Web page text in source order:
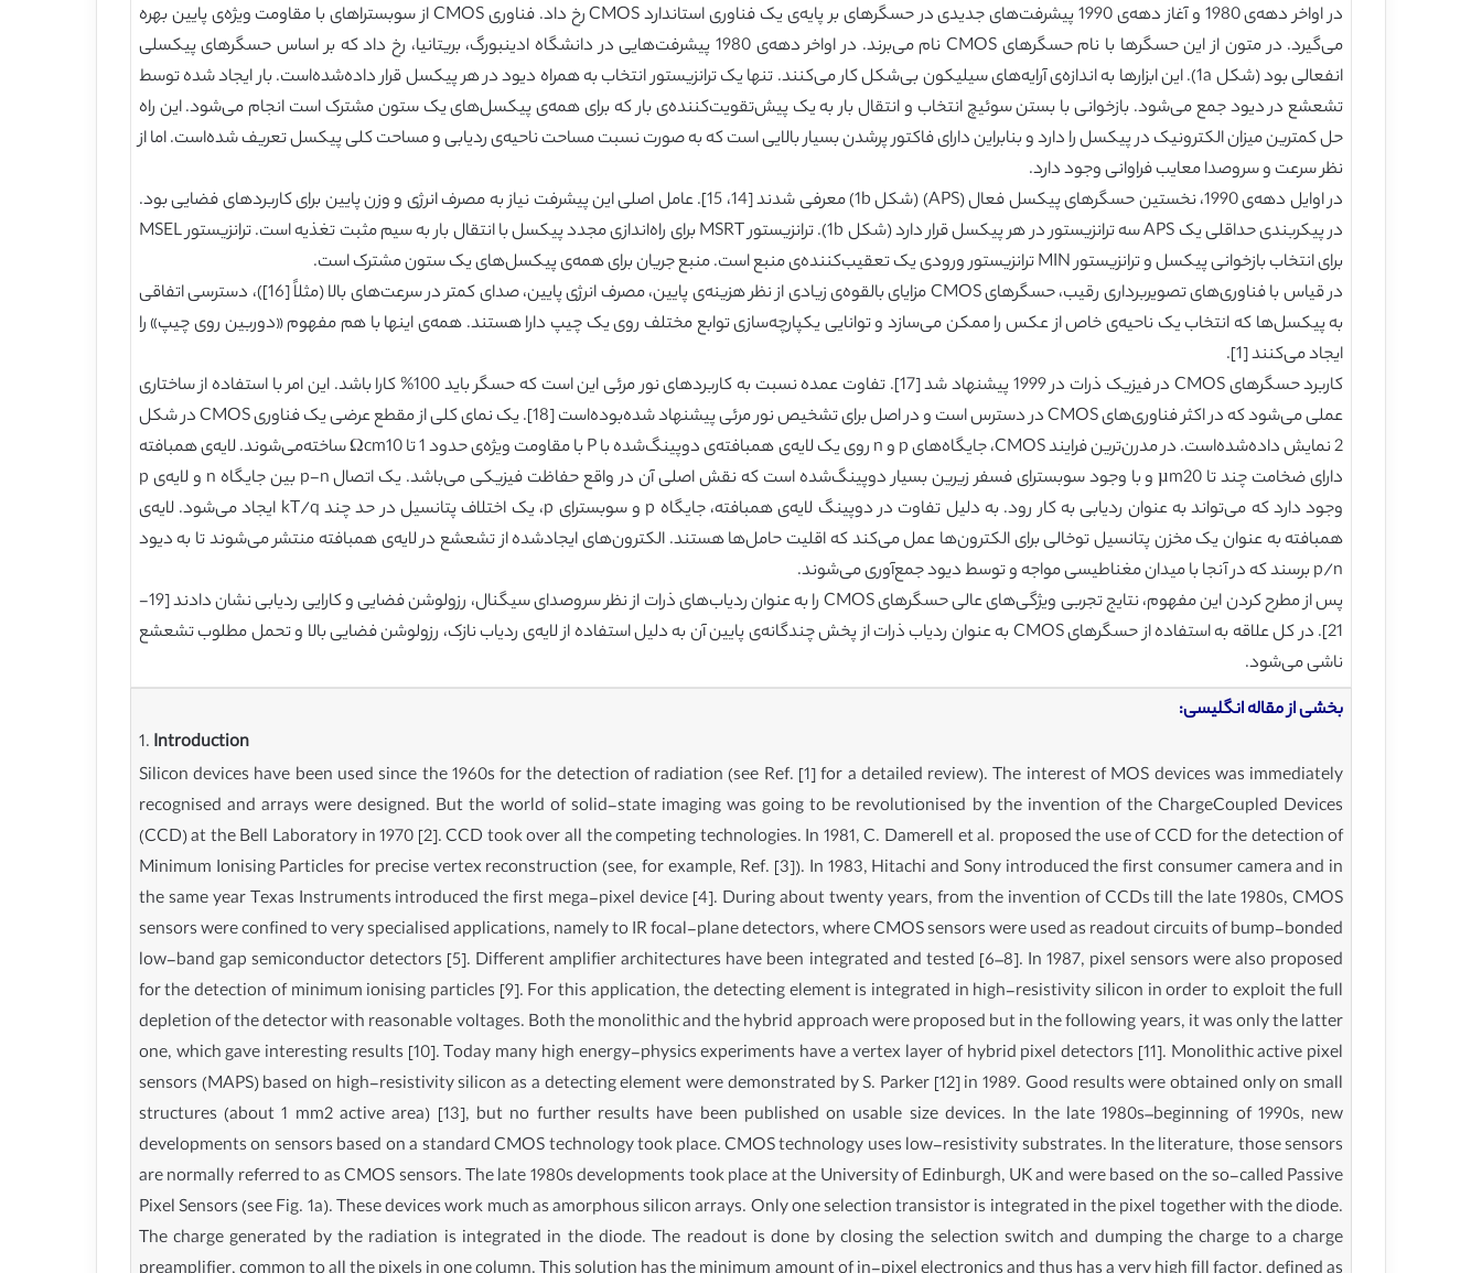
در اواخر دهه‌ی 1980 و آغاز دهه‌ی 1990 پیشرفت‌های جدیدی در حسگرهای بر پایه‌ی یک فناوری استاندارد CMOS رخ داد. فناوری CMOS از سوبستراهای با مقاومت ویژه‌ی پایین بهره
می‌گیرد. در متون از این حسگرها با نام حسگرهای CMOS نام می‌برند. در اواخر دهه‌ی 1980 پیشرفت‌هایی در دانشگاه ادینبورگ، بریتانیا، رخ داد که بر اساس حسگرهای پیکسلی
انفعالی بود (شکل 1a). این ابزارها به اندازه‌ی آرایه‌های سیلیکون بی‌شکل کار می‌کنند. تنها یک ترانزیستور انتخاب به همراه دیود در هر پیکسل قرار داده‌شده‌است. بار ایجاد شده توسط
تشعشع در دیود جمع می‌شود. بازخوانی با بستن سوئیچ انتخاب و انتقال بار به یک پیش‌تقویت‌کننده‌ی بار که برای همه‌ی پیکسل‌های یک ستون مشترک است انجام می‌شود. این راه
حل کمترین میزان الکترونیک در پیکسل را دارد و بنابراین دارای فاکتور پرشدن بسیار بالایی است که به صورت نسبت مساحت ناحیه‌ی ردیابی و مساحت کلی پیکسل تعریف شده‌است. اما از
نظر سرعت و سروصدا معایب فراوانی وجود دارد.
در اوایل دهه‌ی 1990، نخستین حسگرهای پیکسل فعال (APS) (شکل 1b) معرفی شدند [14، 15]. عامل اصلی این پیشرفت نیاز به مصرف انرژی و وزن پایین برای کاربردهای فضایی بود.
در پیکربندی حداقلی یک APS سه ترانزیستور در هر پیکسل قرار دارد (شکل 1b). ترانزیستور MSRT برای راه‌اندازی مجدد پیکسل با انتقال بار به سیم مثبت تغذیه است. ترانزیستور MSEL
برای انتخاب بازخوانی پیکسل و ترانزیستور MIN ترانزیستور ورودی یک تعقیب‌کننده‌ی منبع است. منبع جریان برای همه‌ی پیکسل‌های یک ستون مشترک است.
در قیاس با فناوری‌های تصویربرداری رقیب، حسگرهای CMOS مزایای بالقوه‌ی زیادی از نظر هزینه‌ی پایین، مصرف انرژی پایین، صدای کمتر در سرعت‌های بالا (مثلاً [16])، دسترسی اتفاقی
به پیکسل‌ها که انتخاب یک ناحیه‌ی خاص از عکس را ممکن می‌سازد و توانایی یکپارچه‌سازی توابع مختلف روی یک چیپ دارا هستند. همه‌ی اینها با هم مفهوم «دوربین روی چیپ» را
ایجاد می‌کنند [1].
کاربرد حسگرهای CMOS در فیزیک ذرات در 1999 پیشنهاد شد [17]. تفاوت عمده نسبت به کاربردهای نور مرئی این است که حسگر باید 100% کارا باشد. این امر با استفاده از ساختاری
عملی می‌شود که در اکثر فناوری‌های CMOS در دسترس است و در اصل برای تشخیص نور مرئی پیشنهاد شده‌بوده‌است [18]. یک نمای کلی از مقطع عرضی یک فناوری CMOS در شکل
2 نمایش داده‌شده‌است. در مدرن‌ترین فرایند CMOS، جایگاه‌های p و n روی یک لایه‌ی همبافته‌ی دوپینگ‌شده با P با مقاومت ویژه‌ی حدود 1 تا Ωcm10 ساخته‌می‌شوند. لایه‌ی همبافته
دارای ضخامت چند تا µm20 و با وجود سوبسترای فسفر زیرین بسیار دوپینگ‌شده است که نقش اصلی آن در واقع حفاظت فیزیکی می‌باشد. یک اتصال p-n بین جایگاه n و لایه‌ی p
وجود دارد که می‌تواند به عنوان ردیابی به کار رود. به دلیل تفاوت در دوپینگ لایه‌ی همبافته، جایگاه p و سوبسترای p، یک اختلاف پتانسیل در حد چند kT/q ایجاد می‌شود. لایه‌ی
همبافته به عنوان یک مخزن پتانسیل توخالی برای الکترون‌ها عمل می‌کند که اقلیت حامل‌ها هستند. الکترون‌های ایجادشده از تشعشع در لایه‌ی همبافته منتشر می‌شوند تا به دیود
p/n برسند که در آنجا با میدان مغناطیسی مواجه و توسط دیود جمع‌آوری می‌شوند.
پس از مطرح کردن این مفهوم، نتایج تجربی ویژگی‌های عالی حسگرهای CMOS را به عنوان ردیاب‌های ذرات از نظر سروصدای سیگنال، رزولوشن فضایی و کارایی ردیابی نشان دادند [19-
21]. در کل علاقه به استفاده از حسگرهای CMOS به عنوان ردیاب ذرات از پخش چندگانه‌ی پایین آن به دلیل استفاده از لایه‌ی ردیاب نازک، رزولوشن فضایی بالا و تحمل مطلوب تشعشع
ناشی می‌شود.
بخشی از مقاله انگلیسی:
1. Introduction
Silicon devices have been used since the 1960s for the detection of radiation (see Ref. [1] for a detailed review). The interest of MOS devices was immediately
recognised and arrays were designed. But the world of solid-state imaging was going to be revolutionised by the invention of the ChargeCoupled Devices
(CCD) at the Bell Laboratory in 1970 [2]. CCD took over all the competing technologies. In 1981, C. Damerell et al. proposed the use of CCD for the detection of
Minimum Ionising Particles for precise vertex reconstruction (see, for example, Ref. [3]). In 1983, Hitachi and Sony introduced the first consumer camera and in
the same year Texas Instruments introduced the first mega-pixel device [4]. During about twenty years, from the invention of CCDs till the late 1980s, CMOS
sensors were confined to very specialised applications, namely to IR focal-plane detectors, where CMOS sensors were used as readout circuits of bump-bonded
low-band gap semiconductor detectors [5]. Different amplifier architectures have been integrated and tested [6–8]. In 1987, pixel sensors were also proposed
for the detection of minimum ionising particles [9]. For this application, the detecting element is integrated in high-resistivity silicon in order to exploit the full
depletion of the detector with reasonable voltages. Both the monolithic and the hybrid approach were proposed but in the following years, it was only the latter
one, which gave interesting results [10]. Today many high energy-physics experiments have a vertex layer of hybrid pixel detectors [11]. Monolithic active pixel
sensors (MAPS) based on high-resistivity silicon as a detecting element were demonstrated by S. Parker [12] in 1989. Good results were obtained only on small
structures (about 1 mm2 active area) [13], but no further results have been published on usable size devices. In the late 1980s–beginning of 1990s, new
developments on sensors based on a standard CMOS technology took place. CMOS technology uses low-resistivity substrates. In the literature, those sensors
are normally referred to as CMOS sensors. The late 1980s developments took place at the University of Edinburgh, UK and were based on the so-called Passive
Pixel Sensors (see Fig. 1a). These devices work much as amorphous silicon arrays. Only one selection transistor is integrated in the pixel together with the diode.
The charge generated by the radiation is integrated in the diode. The readout is done by closing the selection switch and dumping the charge to a charge